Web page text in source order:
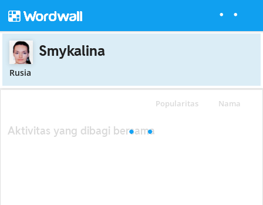
Smykalina
Rusia
Popularitas Nama
Aktivitas yang dibagi bersama